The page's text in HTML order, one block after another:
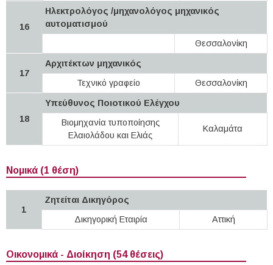
16
Ηλεκτρολόγος /μηχανολόγος μηχανικός
αυτοματισμού
Θεσσαλονίκη
17
Αρχιτέκτων μηχανικός
Τεχνικό γραφείο
Θεσσαλονίκη
18
Υπεύθυνος Ποιοτικού Ελέγχου
Βιομηχανία τυποποίησης
Ελαιολάδου και Ελιάς
Καλαμάτα
Νομικά (1 θέση)
1
Ζητείται Δικηγόρος
Δικηγορική Εταιρία
Αττική
Οικονομικά - Διοίκηση (54 θέσεις)